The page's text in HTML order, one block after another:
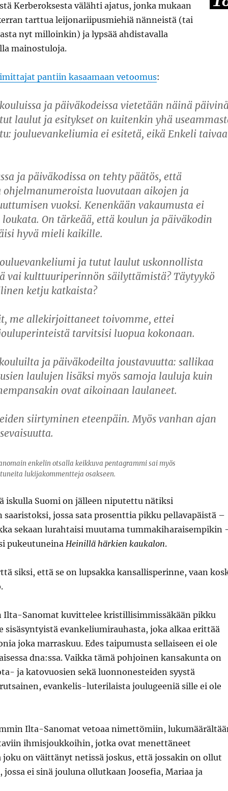
Kerberoksesta välähti ajatus, jonka mukaan
tarttua leijonariipusmiehiä nänneistä (tai
nyt milloinkin) ja lypsää ahdistavalla
mainostuloja.
pantiin kasaamaan vetoomus:
ja päiväkodeissa vietetään näinä
laulut ja esitykset on kuitenkin yhä
jouluevankeliumia ei esitetä, eikä Enkeli
ja päiväkodissa on tehty päätös, että
ohjelmanumeroista luovutaan aikojen ja
vuoksi. Kenenkään vakaumusta ei
On tärkeää, että koulun ja päiväkodin
hyvä mieli kaikille.
ja tutut laulut uskonnollista
vai kulttuuriperinnön säilyttämistä? Täytyykö
ketju katkaista?
me allekirjoittaneet toivomme, ettei
tarvitsisi luopua kokonaan.
ja päiväkodeilta joustavuutta: sallikaa
laulujen lisäksi myös samoja lauluja kuin
ovat aikoinaan laulaneet.
siirtyminen eteenpäin. Myös vanhan ajan
enkelin otsalla keikkuva pentagrammi sai myös
lukijakommentteja osakseen.
iskulla Suomi on jälleen niputettu nätiksi
saaristoksi, jossa sata prosenttia pikku pellavapäistä –
sekaan lurahtaisi muutama tummakiharaisempikin
pukeutuneina Heinillä härkien kaukalon.
siksi, että se on lupsakka kansallisperinne, vaan
Ilta-Sanomat kuvittelee kristillisimmissäkään pikku
sisäsyntyistä evankeliumirauhasta, joka alkaa erittää
joka marraskuu. Edes taipumusta sellaiseen ei ole
dna:ssa. Vaikka tämä pohjoinen kansakunta on
ja katovuosien sekä luonnonesteiden syystä
evankelis-luterilaista joulugeeniä sille ei ole
Ilta-Sanomat vetoaa nimettömiin,
ihmisjoukkoihin, jotka ovat menettäneet
joku on väittänyt netissä joskus, että jossakin on ollut
ei sinä jouluna ollutkaan Joosefia, Mariaa ja